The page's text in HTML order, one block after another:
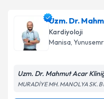
Uzm. Dr.
Kardiyoloji
Manisa,
Uzm. Dr. Mahmut Acar
MURADİYE MH. MANOLYA SK.